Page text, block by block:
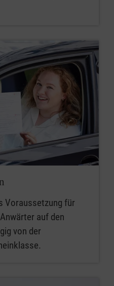
Voraussetzung für
auf den
von der